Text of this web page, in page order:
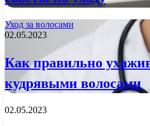
Уход за волосами
02.05.2023
Как правильно
кудрявыми волосами
02.05.2023